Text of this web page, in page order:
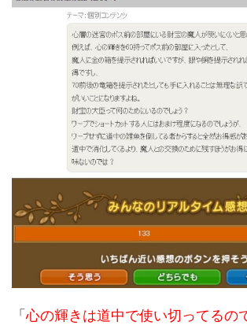
「心の輝きは道中で使い切ってるの